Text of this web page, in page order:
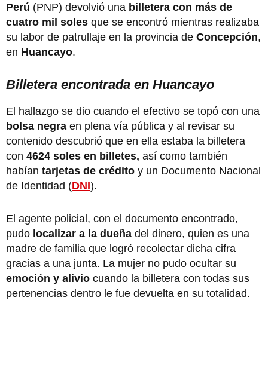
Perú (PNP) devolvió una billetera con más de
cuatro mil soles que se encontró mientras realizaba
su labor de patrullaje en la provincia de Concepción,
en Huancayo.
Billetera encontrada en Huancayo
El hallazgo se dio cuando el efectivo se topó con una
bolsa negra en plena vía pública y al revisar su
contenido descubrió que en ella estaba la billetera
con 4624 soles en billetes, así como también
habían tarjetas de crédito y un Documento Nacional
de Identidad (DNI).
El agente policial, con el documento encontrado,
pudo localizar a la dueña del dinero, quien es una
madre de familia que logró recolectar dicha cifra
gracias a una junta. La mujer no pudo ocultar su
emoción y alivio cuando la billetera con todas sus
pertenencias dentro le fue devuelta en su totalidad.